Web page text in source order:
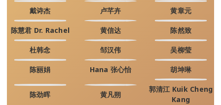
戴诗杰 卢芊卉 黄章元
陈慧君 Dr. Rachel 黄信达 陈然致
杜韩念 邹汉伟 吴柳莹
陈丽娟 Hana 张心怡 胡坤琳
陈劲晖 黄凡朔
郭清江 Kuik Cheng
Kang